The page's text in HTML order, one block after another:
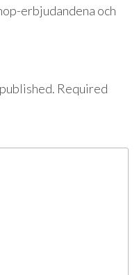
erbjudandena och
Required